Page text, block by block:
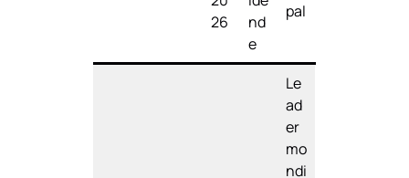
26
nd
e
pal
Le
ad
er
mo
ndi